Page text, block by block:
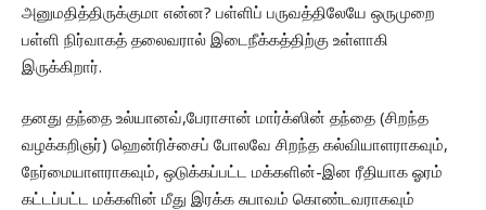
அனுமதித்திருக்குமா என்ன? பள்ளிப் பருவத்திலேயே ஒருமுறை
பள்ளி நிர்வாகத் தலைவரால் இடைநீக்கத்திற்கு உள்ளாகி
இருக்கிறார்.
தனது தந்தை உல்யானவ்,பேராசான் மார்க்ஸின் தந்தை (சிறந்த
வழக்கறிஞர்) ஹென்ரிச்சைப் போலவே சிறந்த கல்வியாளராகவும்,
நேர்மையாளராகவும், ஒடுக்கப்பட்ட மக்களின்-இன ரீதியாக ஓரம்
கட்டப்பட்ட மக்களின் மீது இரக்க சுபாவம் கொண்டவராகவும்